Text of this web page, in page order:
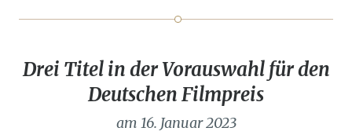
Drei Titel in der Vorauswahl für den
Deutschen Filmpreis
am 16. Januar 2023